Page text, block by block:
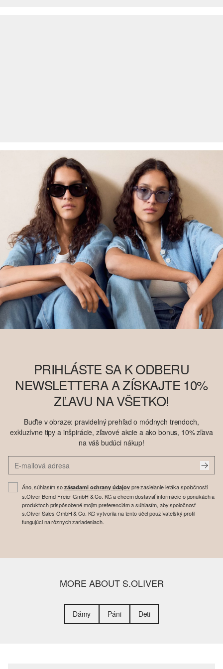
PRIHLÁSTE SA K ODBERU
NEWSLETTERA A ZÍSKAJTE 10%
ZĽAVU NA VŠETKO!
Buďte v obraze: pravidelný prehľad o módnych trendoch,
exkluzívne tipy a inšpirácie, zľavové akcie a ako bonus, 10% zľava
na váš budúci nákup!
Áno, súhlasím so zásadami ochrany údajovpre zasielanie letáka spoločnosti
s.Oliver Bernd Freier GmbH & Co. KG a chcem dostavať informácie o ponukách a
produktoch prispôsobené mojim preferenciám a súhlasím, aby spoločnosť
s.Oliver Sales GmbH & Co. KG vytvorila na tento účel používateľský profil
fungujúci na rôznych zariadeniach.
MORE ABOUT S.OLIVER
Dámy Páni Deti